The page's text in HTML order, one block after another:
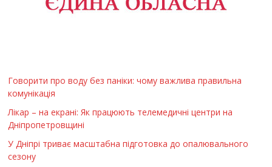
Говорити про воду без паніки: чому важлива правильна
комунікація
Лікар – на екрані: Як працюють телемедичні центри на
Дніпропетровщині
У Дніпрі триває масштабна підготовка до опалювального
сезону